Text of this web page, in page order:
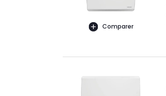
Comparer